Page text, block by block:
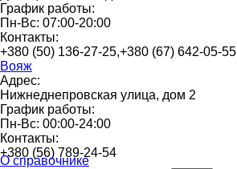
График работы:
Пн-Вс: 07:00-20:00
Контакты:
+380 (50) 136-27-25,+380 (67) 642-05-55
Вояж
Адрес:
Нижнеднепровская улица, дом 2
График работы:
Пн-Вс: 00:00-24:00
Контакты:
+380 (56) 789-24-54
О справочнике